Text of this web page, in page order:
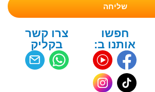
שליחה
חפשו
אותנו ב:
צרו קשר
בקליק